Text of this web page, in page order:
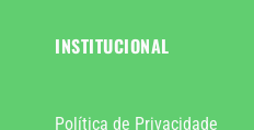
INSTITUCIONAL
Política de Privacidade